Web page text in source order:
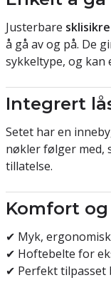
Justerbare
å gå av og på. De
sykkeltype, og kan
Integrert
Setet har en
nøkler følger med,
tillatelse.
Komfort
✔ Myk,
✔ Hoftebelte for
✔ Perfekt